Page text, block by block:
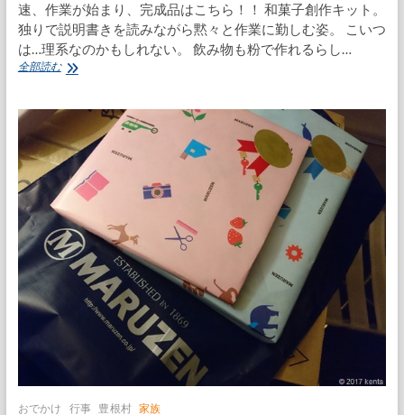
速、作業が始まり、完成品はこちら！！ 和菓子創作キット。
独りで説明書きを読みながら黙々と作業に勤しむ姿。 こいつ
は…理系なのかもしれない。 飲み物も粉で作れるらし…
全部読む畑
墓
り、
夜
は
職
場
の
総
会
おでかけ 行事 豊根村 家族